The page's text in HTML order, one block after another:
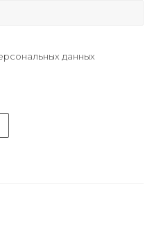
данных